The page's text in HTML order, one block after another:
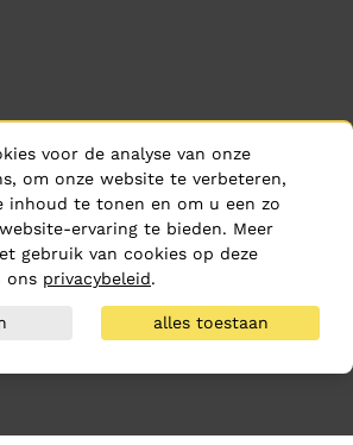
voor de analyse van onze
om onze website te verbeteren,
inhoud te tonen en om u een zo
ervaring te bieden. Meer
gebruik van cookies op deze
ons privacybeleid.
alles toestaan